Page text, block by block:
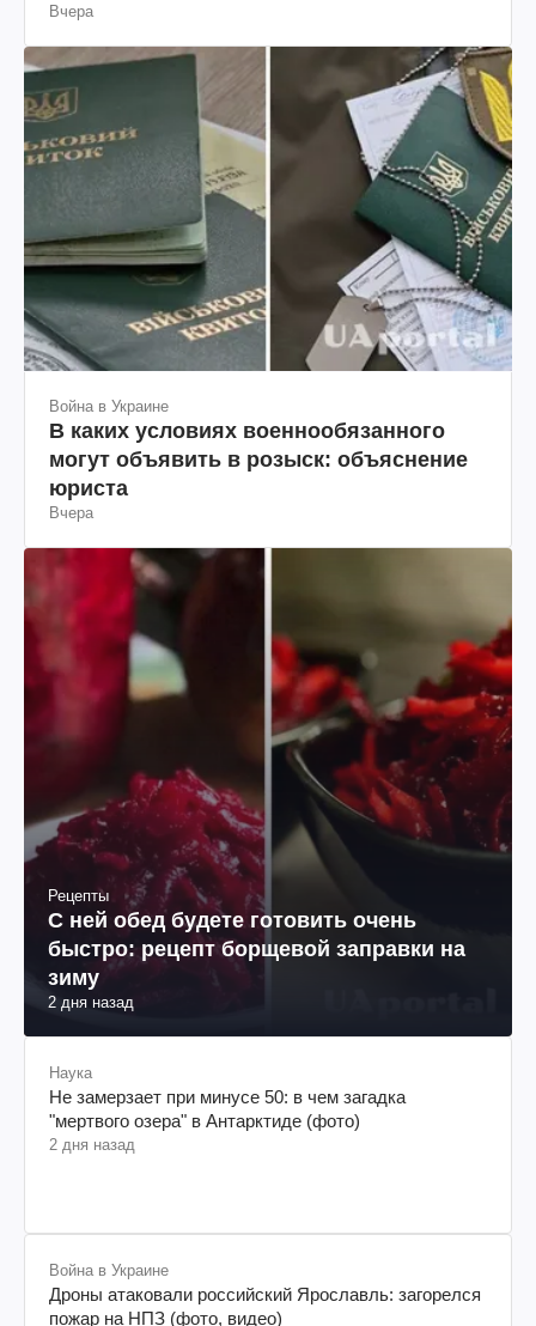
Вчера
Война в Украине
В каких условиях военнообязанного
могут объявить в розыск: объяснение
юриста
Вчера
Рецепты
С ней обед будете готовить очень
быстро: рецепт борщевой заправки на
зиму
2 дня назад
Наука
Не замерзает при минусе 50: в чем загадка
"мертвого озера" в Антарктиде (фото)
2 дня назад
Война в Украине
Дроны атаковали российский Ярославль: загорелся
пожар на НПЗ (фото, видео)